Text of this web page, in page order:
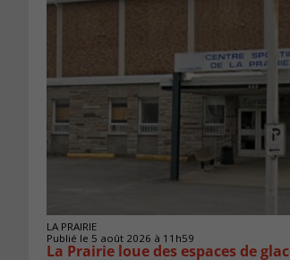
LA PRAIRIE
Publié le 5 août 2026 à 11h59
La Prairie loue des espaces de